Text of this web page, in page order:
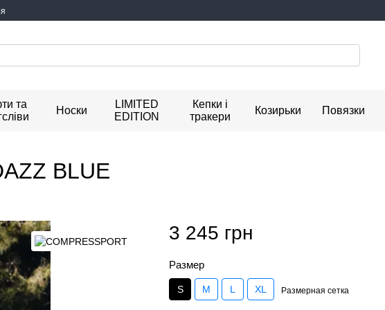
та
Носки
LIMITED
EDITION
Кепки і
тракери
Козирьки Повязки
BLUE
3 245 грн
Размер
S M L XL Размерная сетка